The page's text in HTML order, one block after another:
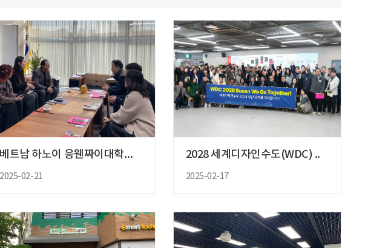
베트남 하노이 응웬짜이대학교 총장..
2025-02-21
2028 세계디자인수도(WDC) ..
2025-02-17